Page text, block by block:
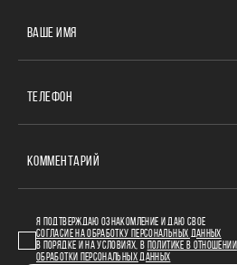
ВАШЕ ИМЯ
ТЕЛЕФОН
КОММЕНТАРИЙ
Я ПОДТВЕРЖДАЮ ОЗНАКОМЛЕНИЕ И ДАЮ СВОЕ
СОГЛАСИЕ НА ОБРАБОТКУ ПЕРСОНАЛЬНЫХ ДАННЫХ
В ПОРЯДКЕ И НА УСЛОВИЯХ, В
ПОЛИТИКЕ В ОТНОШЕНИИ
ОБРАБОТКИ ПЕРСОНАЛЬНЫХ ДАННЫХ